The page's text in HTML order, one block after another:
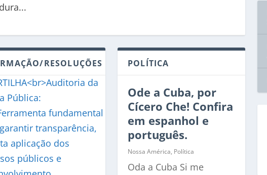
A VENEZUELA. CLIQUE ...
afirma Aces...
o novo arcabouço...
RESOLUÇÕES POLÍTICA
Ode a Cuba, por
Cícero Che! Confira
em espanhol e
português.
Nossa América, Política
Oda a Cuba Si me